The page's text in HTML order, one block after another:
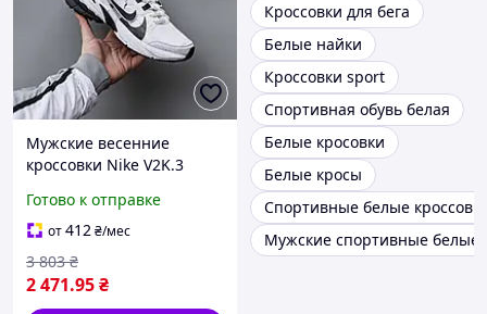
Мужские весенние
кроссовки Nike V2K.3
спортивные кроссовки
2964 Найк
Готово к отправке
от412₴/мес
2 471.95₴
3 803 ₴
Кроссовки для бега
Белые найки
Кроссовки sport
Спортивная обувь белая
Белые кросовки
Белые кросы
Спортивные белые
Мужские спортивные белые